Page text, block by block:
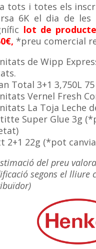
tots i totes els
6K el dia de les
lot de
*preu comercial
de Wipp
Total 3+1 3,750L
Vernel Fresh
La Toja Leche
Super Glue 3g
2+1 22g (*pot
del preu
segons el lliure